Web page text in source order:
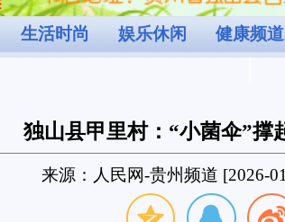
”撑起乡村振兴“大产业”
[2026-01-30] 浏览次数：200